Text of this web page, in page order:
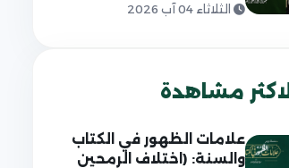
الثلاثاء 04 آب 2026
الاكثر مشاهدة
علامات الظهور في الكتاب
والسنة: (اختلاف الرمحين